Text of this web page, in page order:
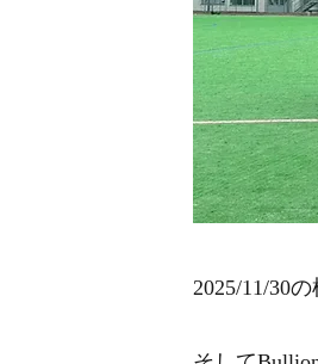
2025/11/30